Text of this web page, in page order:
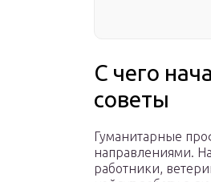
С чего
советы
Гуманитарные
направлениями.
работники,